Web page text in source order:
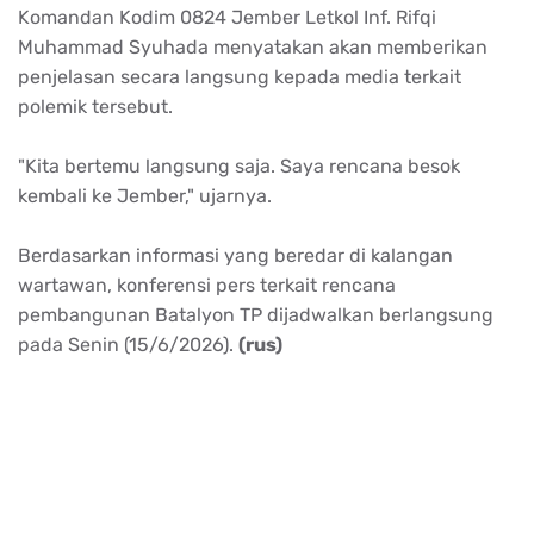
Komandan Kodim 0824 Jember Letkol Inf. Rifqi
Muhammad Syuhada menyatakan akan memberikan
penjelasan secara langsung kepada media terkait
polemik tersebut.
"Kita bertemu langsung saja. Saya rencana besok
kembali ke Jember," ujarnya.
Berdasarkan informasi yang beredar di kalangan
wartawan, konferensi pers terkait rencana
pembangunan Batalyon TP dijadwalkan berlangsung
pada Senin (15/6/2026). (rus)